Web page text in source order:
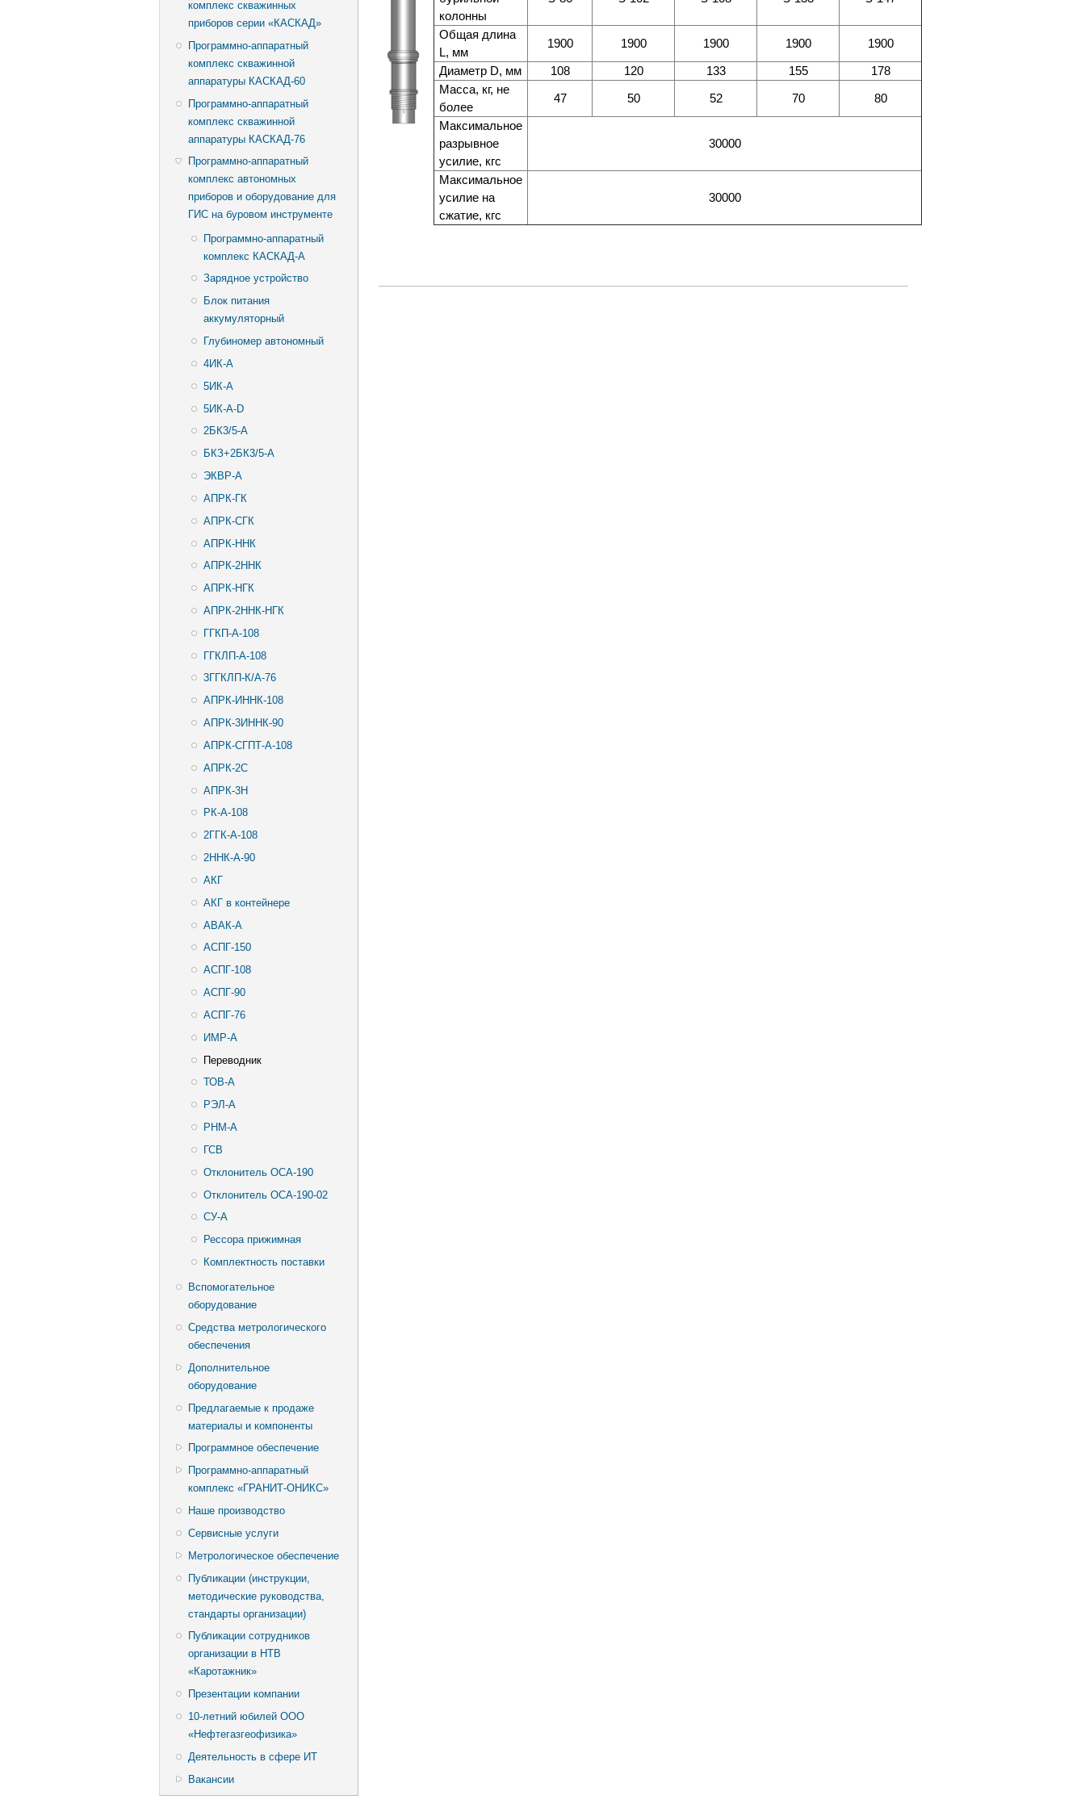
комплекс скважинных
приборов серии «КАСКАД»
Программно-аппаратный
комплекс скважинной
аппаратуры КАСКАД-60
Программно-аппаратный
комплекс скважинной
аппаратуры КАСКАД-76
Программно-аппаратный
комплекс автономных
приборов и оборудование для
ГИС на буровом инструменте
Программно-аппаратный
комплекс КАСКАД-А
Зарядное устройство
Блок питания
аккумуляторный
Глубиномер автономный
4ИК-А
5ИК-А
5ИК-А-D
2БК3/5-А
БКЗ+2БК3/5-А
ЭКВР-А
АПРК-ГК
АПРК-СГК
АПРК-ННК
АПРК-2ННК
АПРК-НГК
АПРК-2ННК-НГК
ГГКП-А-108
ГГКЛП-А-108
3ГГКЛП-К/А-76
АПРК-ИННК-108
АПРК-3ИННК-90
АПРК-СГПТ-А-108
АПРК-2С
АПРК-3Н
РК-А-108
2ГГК-А-108
2ННК-А-90
АКГ
АКГ в контейнере
АВАК-А
АСПГ-150
АСПГ-108
АСПГ-90
АСПГ-76
ИМР-А
Переводник
ТОВ-А
РЭЛ-А
РНМ-А
ГСВ
Отклонитель ОСА-190
Отклонитель ОСА-190-02
СУ-А
Рессора прижимная
Комплектность поставки
Вспомогательное
оборудование
Средства метрологического
обеспечения
Дополнительное
оборудование
Предлагаемые к продаже
материалы и компоненты
Программное обеспечение
Программно-аппаратный
комплекс «ГРАНИТ-ОНИКС»
Наше производство
Сервисные услуги
Метрологическое обеспечение
Публикации (инструкции,
методические руководства,
стандарты организации)
Публикации сотрудников
организации в НТВ
«Каротажник»
Презентации компании
10-летний юбилей ООО
«Нефтегазгеофизика»
Деятельность в сфере ИТ
Вакансии
колонны
Общая длина
L, мм
1900 1900 1900 1900
1900
Диаметр D, мм
108 120 133 155
178
Масса, кг, не
более
47 50 52 70
80
Максимальное
разрывное
усилие, кгс
30000
Максимальное
усилие на
сжатие, кгс
30000